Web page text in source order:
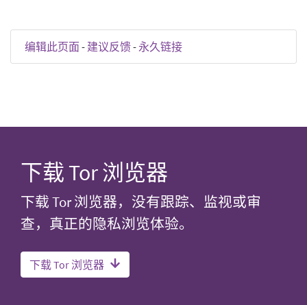
编辑此页面 - 建议反馈- 永久链接
下载 Tor 浏览器
下载 Tor 浏览器，没有跟踪、监视或审
查，真正的隐私浏览体验。
下载 Tor 浏览器